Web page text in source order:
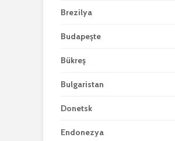
Brezilya
Budapeşte
Bükreş
Bulgaristan
Donetsk
Endonezya